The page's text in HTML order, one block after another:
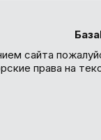
сайта
права на